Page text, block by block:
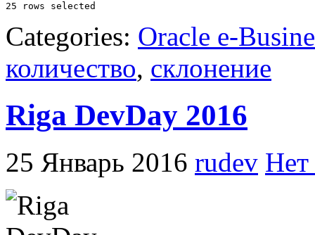
Categories: Oracle e-
количество, склонение
Riga DevDay 2016
25 Январь 2016 rudev Нет